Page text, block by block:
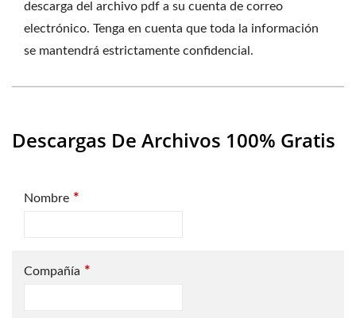
descarga del archivo pdf a su cuenta de correo
electrónico. Tenga en cuenta que toda la información
se mantendrá estrictamente confidencial.
Descargas De Archivos 100% Gratis
Nombre *
Compañía *